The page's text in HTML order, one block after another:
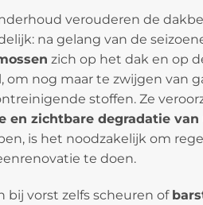
verouderen de
na gelang van de
zich op het dak en op
om nog maar te zwijgen van
stoffen. Ze
en zichtbare degradatie
is het noodzakelijk om
te doen.
bij vorst zelfs scheuren of